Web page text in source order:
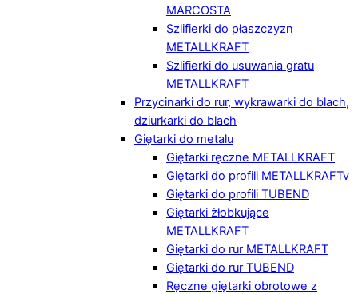
MARCOSTA
Szlifierki do płaszczyzn
METALLKRAFT
Szlifierki do usuwania gratu
METALLKRAFT
Przycinarki do rur, wykrawarki do blach,
dziurkarki do blach
Giętarki do metalu
Giętarki ręczne METALLKRAFT
Giętarki do profili METALLKRAFTv
Giętarki do profili TUBEND
Giętarki żłobkujące
METALLKRAFT
Giętarki do rur METALLKRAFT
Giętarki do rur TUBEND
Ręczne giętarki obrotowe z